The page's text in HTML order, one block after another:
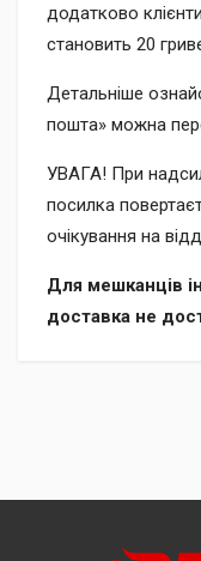
додатково
становить 20
Детальніше
пошта» можна
УВАГА! При
посилка
очікування на
Для мешканців
доставка не